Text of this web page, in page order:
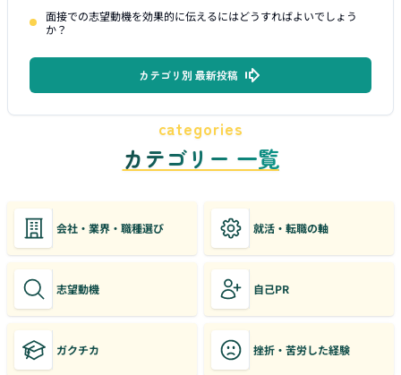
面接での志望動機を効果的に伝えるにはどうすればよいでしょう
か？
カテゴリ別 最新投稿
categories
カテゴリー 一覧
会社・業界・職種選び 就活・転職の軸
志望動機 自己PR
ガクチカ 挫折・苦労した経験